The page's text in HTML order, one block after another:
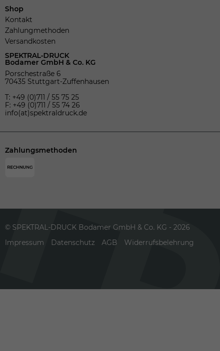
Shop
Kontakt
Zahlungmethoden
Versandkosten
SPEKTRAL-DRUCK
Bodamer GmbH & Co. KG
Porschestraße 6
70435 Stuttgart-Zuffenhausen
T: +49 (0)711 / 55 75 25
F: +49 (0)711 / 55 74 26
info(at)spektraldruck.de
Zahlungsmethoden
© SPEKTRAL-DRUCK Bodamer GmbH & Co. KG - 2026
Impressum
Datenschutz AGB Widerrufsbelehrung